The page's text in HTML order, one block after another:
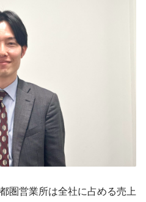
圏営業所は全社に占める売上